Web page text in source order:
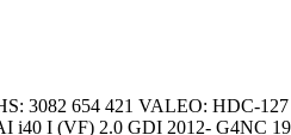
3082 654 421 VALEO: HDC-
I (VF) 2.0 GDI 2012- G4NC